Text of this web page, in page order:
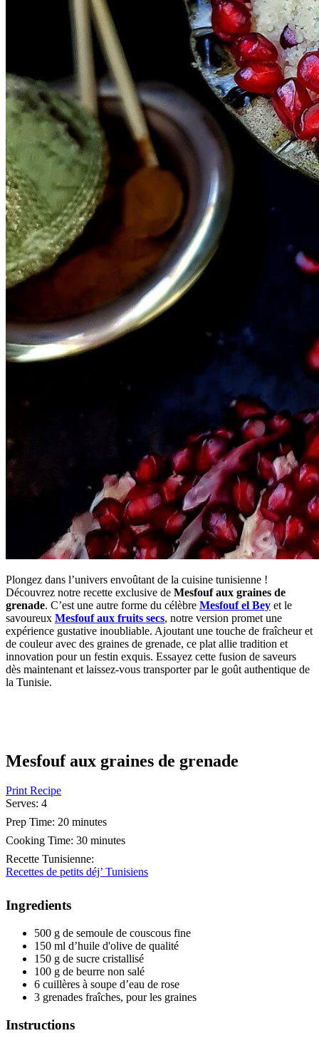
Plongez dans l’univers envoûtant de la cuisine tunisienne !
Découvrez notre recette exclusive de Mesfouf aux graines de
grenade. C’est une autre forme du célèbre Mesfouf el Bey et le
savoureux Mesfouf aux fruits secs, notre version promet une
expérience gustative inoubliable. Ajoutant une touche de fraîcheur et
de couleur avec des graines de grenade, ce plat allie tradition et
innovation pour un festin exquis. Essayez cette fusion de saveurs
dès maintenant et laissez-vous transporter par le goût authentique de
la Tunisie.
Mesfouf aux graines de grenade
Print Recipe
Serves: 4
Prep Time: 20 minutes
Cooking Time: 30 minutes
Recette Tunisienne:
Recettes de petits déj’ Tunisiens
Ingredients
500 g de semoule de couscous fine
150 ml d’huile d'olive de qualité
150 g de sucre cristallisé
100 g de beurre non salé
6 cuillères à soupe d’eau de rose
3 grenades fraîches, pour les graines
Instructions